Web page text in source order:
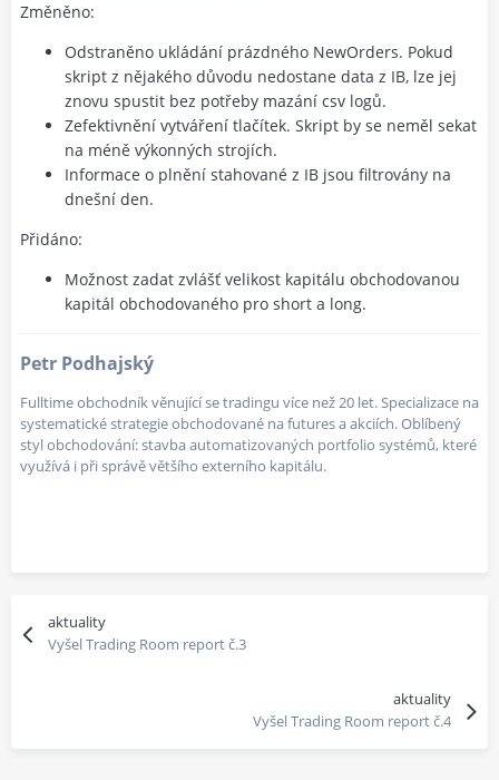
Změněno:
Odstraněno ukládání prázdného NewOrders. Pokud
skript z nějakého důvodu nedostane data z IB, lze jej
znovu spustit bez potřeby mazání csv logů.
Zefektivnění vytváření tlačítek. Skript by se neměl sekat
na méně výkonných strojích.
Informace o plnění stahované z IB jsou filtrovány na
dnešní den.
Přidáno:
Možnost zadat zvlášť velikost kapitálu obchodovanou
kapitál obchodovaného pro short a long.
Petr Podhajský
Fulltime obchodník věnující se tradingu více než 20 let. Specializace na
systematické strategie obchodované na futures a akciích. Oblíbený
styl obchodování: stavba automatizovaných portfolio systémů, které
využívá i při správě většího externího kapitálu.
aktuality
Vyšel Trading Room report č.3
aktuality
Vyšel Trading Room report č.4